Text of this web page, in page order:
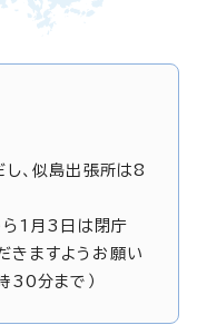
、似島出張所は8
ら1月3日は閉庁
きますようお願い
30分まで）